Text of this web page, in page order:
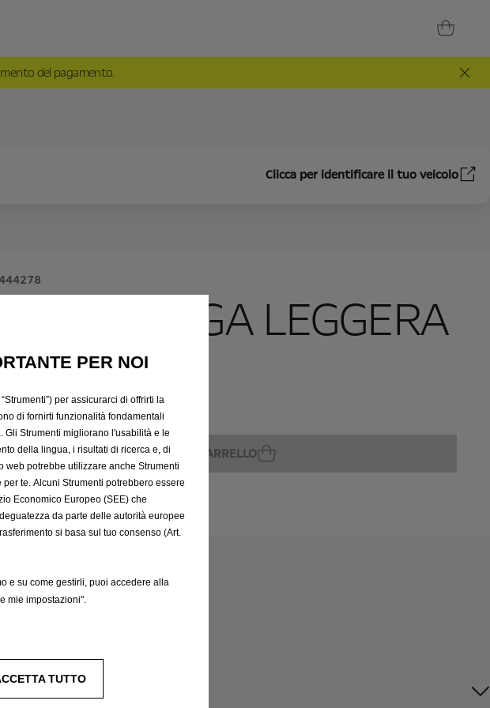
del pagamento.
Clicca per identificare il tuo veicolo
IN LEGA LEGGERA
€IVA inclusa/Unità
+
Prodotto esaurito
AGGIUNGI AL CARRELLO
ora, paga dopo
PER NOI
per assicurarci di offrirti la
di fornirti funzionalità fondamentali
Gli Strumenti migliorano l'usabilità e le
della lingua, i risultati di ricerca e, di
web potrebbe utilizzare anche Strumenti
te. Alcuni Strumenti potrebbero essere
Economico Europeo (SEE) che
da parte delle autorità europee
si basa sul tuo consenso (Art.
e su come gestirli, puoi accedere alla
mie impostazioni".
TUTTO